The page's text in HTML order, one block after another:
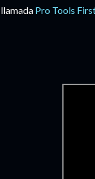
llamada Pro Tools